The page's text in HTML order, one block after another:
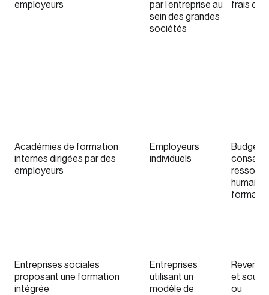
employeurs
par l’entreprise au
sein des grandes
sociétés
frais
Académies de formation
internes dirigées par des
employeurs
Employeurs
individuels
Budgets
Entreprises sociales
proposant une formation
intégrée
Entreprises
utilisant un
modèle de
et
ou
Forgot Password
Create an Account
Discover the leading research topics that are
shaping Canada, and driving change across the
You’ll receive a password reset link on this
email address.